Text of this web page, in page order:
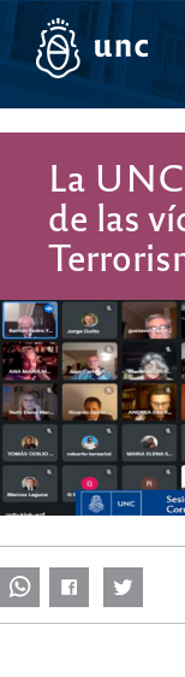
Pasar
contenido
La
de las